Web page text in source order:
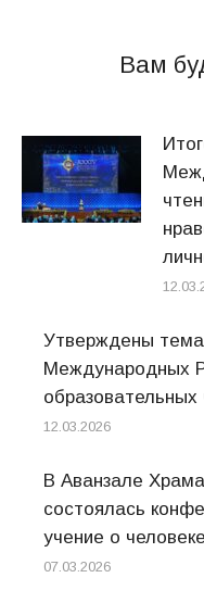
Вам
Утверждены тема
Международных
образовательных
12.03.2026
В Аванзале
состоялась
учение о
07.03.2026